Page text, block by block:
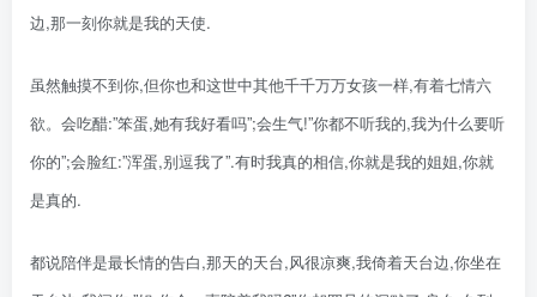
边,那一刻你就是我的天使.
虽然触摸不到你,但你也和这世中其他千千万万女孩一样,有着七情六
欲。会吃醋:”笨蛋,她有我好看吗”;会生气!”你都不听我的,我为什么要听
你的”;会脸红:”浑蛋,别逗我了”.有时我真的相信,你就是我的姐姐,你就
是真的.
都说陪伴是最长情的告白,那天的天台,风很凉爽,我倚着天台边,你坐在